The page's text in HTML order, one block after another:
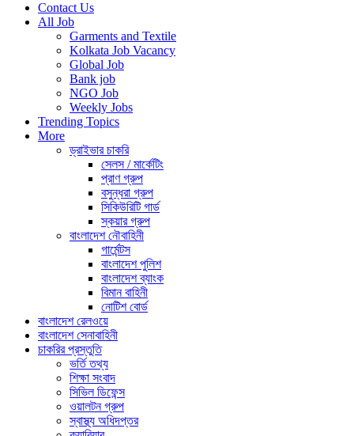
Contact Us
All Job
Garments and Textile
Kolkata Job Vacancy
Global Job
Bank job
NGO Job
Weekly Jobs
Trending Topics
More
ড্রাইভার চাকরি
সেলস / মার্কেটিং
প্রাণ গ্রুপ
বসুন্ধরা গ্রুপ
সিকিউরিটি গার্ড
স্কয়ার গ্রুপ
বাংলাদেশ নৌবাহিনী
গার্মেন্টস
বাংলাদেশ পুলিশ
বাংলাদেশ ব্যাংক
বিমান বাহিনী
নোটিশ বোর্ড
বাংলাদেশ রেলওয়ে
বাংলাদেশ সেনাবাহিনী
চাকরির প্রস্তুতি
ভর্তি তথ্য
শিক্ষা সংবাদ
সিভিল ডিফেন্স
ওয়ালটন গ্রুপ
স্বাস্থ্য অধিদপ্তর